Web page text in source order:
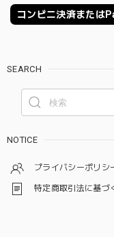
コンビニ決済または
SEARCH
NOTICE
プライバシーポリシ
特定商取引法に基づ